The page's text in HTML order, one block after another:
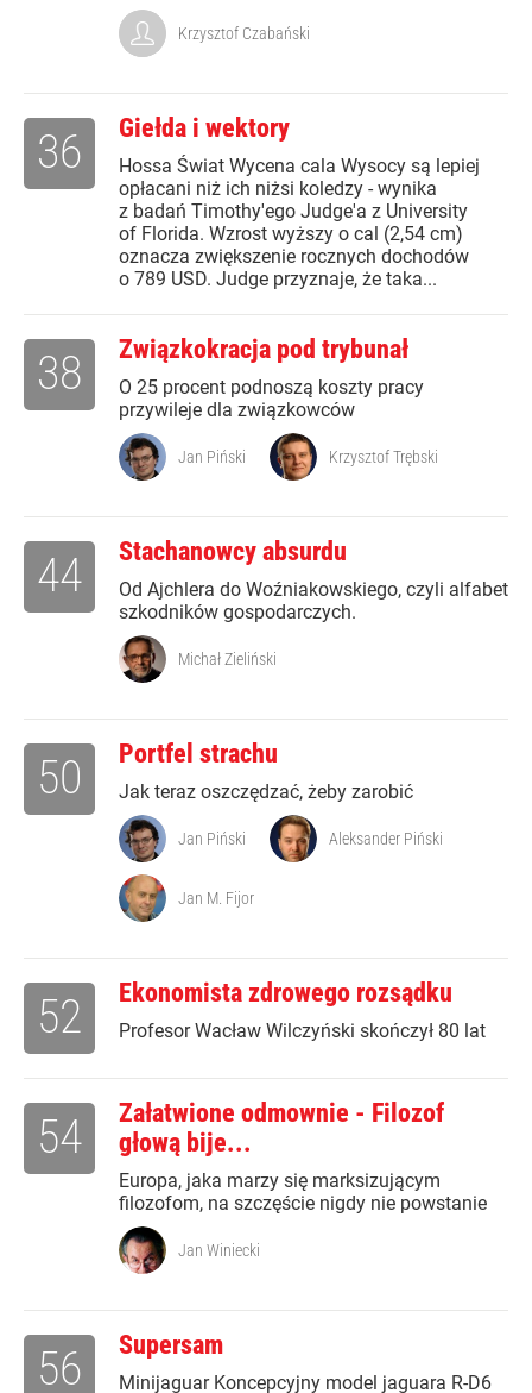
Krzysztof Czabański
Giełda i wektory
Hossa Świat Wycena cala Wysocy są lepiej
opłacani niż ich niżsi koledzy - wynika
z badań Timothy'ego Judge'a z University
of Florida. Wzrost wyższy o cal (2,54 cm)
oznacza zwiększenie rocznych dochodów
o 789 USD. Judge przyznaje, że taka...
36
Związkokracja pod trybunał
O 25 procent podnoszą koszty pracy
przywileje dla związkowców
38
Jan Piński Krzysztof Trębski
Stachanowcy absurdu
Od Ajchlera do Woźniakowskiego, czyli alfabet
szkodników gospodarczych.
44
Michał Zieliński
Portfel strachu
Jak teraz oszczędzać, żeby zarobić
50
Jan Piński Aleksander Piński
Jan M. Fijor
Ekonomista zdrowego rozsądku
Profesor Wacław Wilczyński skończył 80 lat
52
Załatwione odmownie - Filozof
głową bije...
Europa, jaka marzy się marksizującym
filozofom, na szczęście nigdy nie powstanie
54
Jan Winiecki
Supersam
Minijaguar Koncepcyjny model jaguara R-D6
56